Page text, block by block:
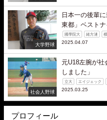
大学野球
日本一の後輩
東都」ベストナ
國學院大 緒方漣
2025.04.07
社会人野球
元U18左腕が
しました」
立大 エイジェック
2025.03.25
プロフィール